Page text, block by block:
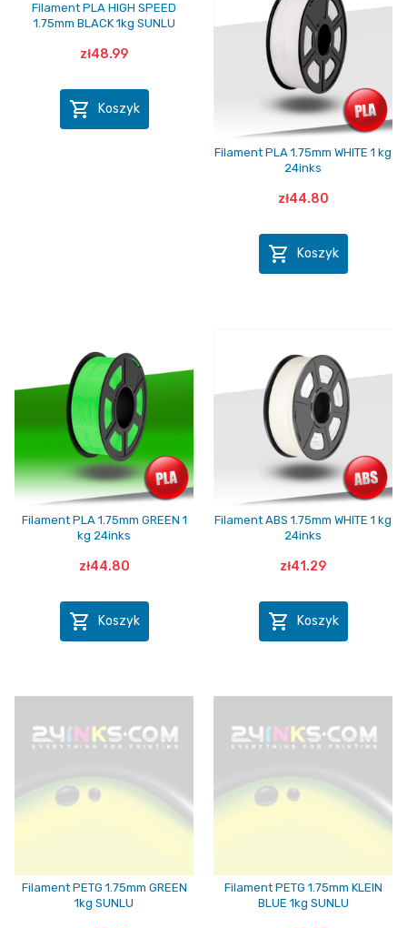
Filament PLA HIGH SPEED
1.75mm BLACK 1kg SUNLU
zł48.99
 Koszyk
Filament PLA 1.75mm WHITE 1 kg
24inks
zł44.80
 Koszyk
Filament PLA 1.75mm GREEN 1
kg 24inks
zł44.80
 Koszyk
Filament ABS 1.75mm WHITE 1 kg
24inks
zł41.29
 Koszyk
Filament PETG 1.75mm GREEN
1kg SUNLU
Filament PETG 1.75mm KLEIN
BLUE 1kg SUNLU